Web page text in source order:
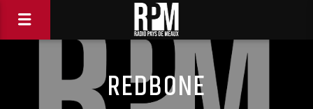
REDBONE